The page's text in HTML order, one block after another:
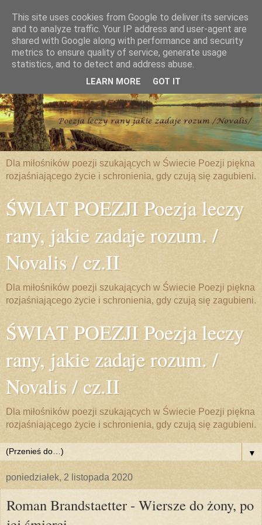
Dla miłośników poezji szukających w Świecie Poezji piękna
rozjaśniającego życie i schronienia, gdy czują się zagubieni.
ŚWIAT POEZJI Poezja leczy
rany, jakie zadaje rozum. /
Novalis / cz.II
Dla miłośników poezji szukających w Świecie Poezji piękna
rozjaśniającego życie i schronienia, gdy czują się zagubieni.
ŚWIAT POEZJI Poezja leczy
rany, jakie zadaje rozum. /
Novalis / cz.II
Dla miłośników poezji szukających w Świecie Poezji piękna
rozjaśniającego życie i schronienia, gdy czują się zagubieni.
▼
poniedziałek, 2 listopada 2020
Roman Brandstaetter - Wiersze do żony, po
This site uses cookies from Google to deliver its services
and to analyze traffic. Your IP address and user-agent are
shared with Google along with performance and security
metrics to ensure quality of service, generate usage
statistics, and to detect and address abuse.
LEARN MORE GOT IT